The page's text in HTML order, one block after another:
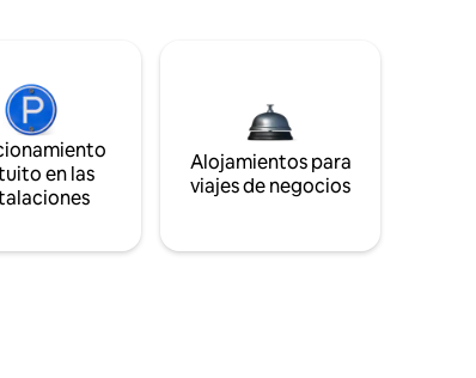
en las
Alojamientos para
viajes de negocios